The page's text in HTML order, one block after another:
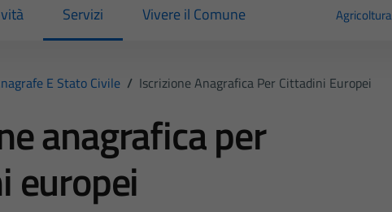
Servizi Vivere il Comune Agricoltura
E Stato Civile / Iscrizione Anagrafica Per Cittadini Europei
anagrafica per
europei